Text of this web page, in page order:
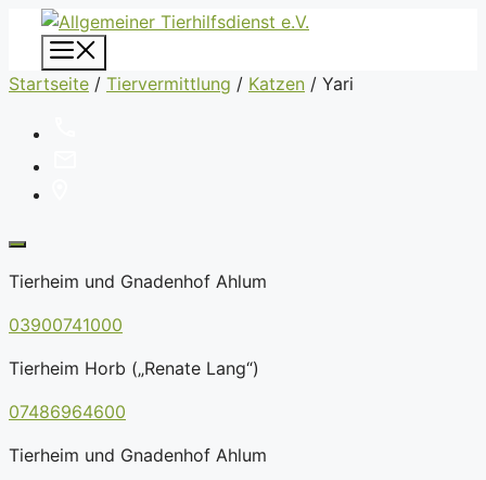
Zum
Inhalt
springen
Startseite / Tiervermittlung / Katzen / Yari
Tierheim und Gnadenhof Ahlum
03900741000
Tierheim Horb („Renate Lang“)
07486964600
Tierheim und Gnadenhof Ahlum